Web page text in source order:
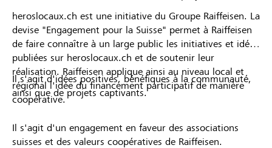
heroslocaux.ch est une initiative du Groupe Raiffeisen. La
devise "Engagement pour la Suisse" permet à Raiffeisen
de faire connaître à un large public les initiatives et idées
publiées sur heroslocaux.ch et de soutenir leur
réalisation. Raiffeisen applique ainsi au niveau local et
régional l'idée du financement participatif de manière
coopérative.
Il s'agit d'idées positives, bénéfiques à la communauté,
ainsi que de projets captivants.
Il s'agit d'un engagement en faveur des associations
suisses et des valeurs coopératives de Raiffeisen.